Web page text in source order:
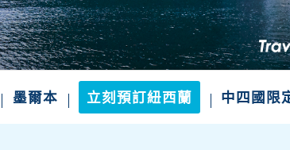
精選航班席次，把握限定出發
墨爾本 立刻預訂紐西蘭 中四國限定